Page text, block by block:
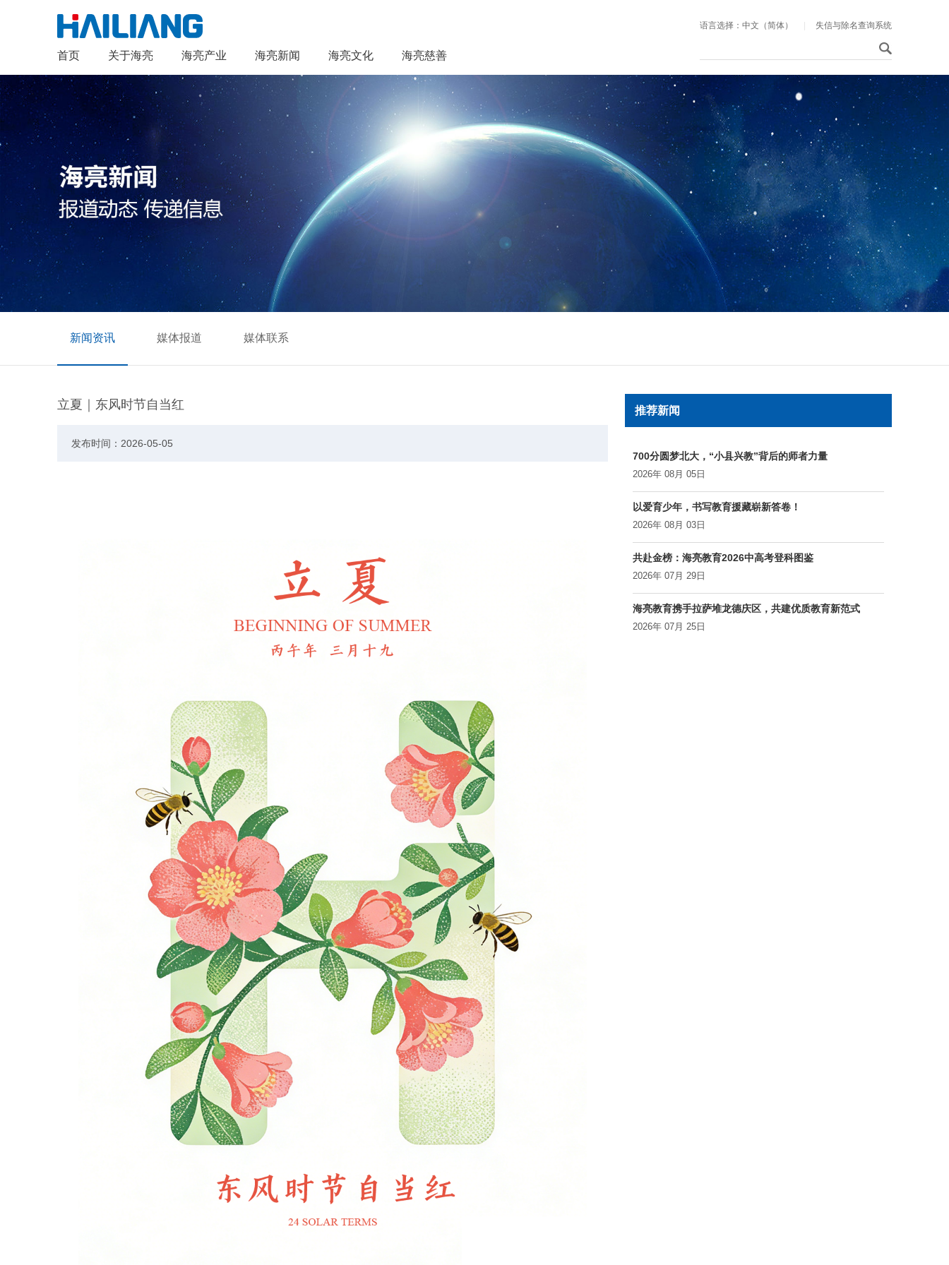
首页 关于海亮 海亮产业 海亮新闻 海亮文化 海亮慈善
失信与除名查询系统
语言选择：中文（简体）
新闻资讯 媒体报道 媒体联系
立夏｜东风时节自当红
发布时间：2026-05-05
推荐新闻
700分圆梦北大，“小县兴教”背后的师者力量
2026年 08月 05日
以爱育少年，书写教育援藏崭新答卷！
2026年 08月 03日
共赴金榜：海亮教育2026中高考登科图鉴
2026年 07月 29日
海亮教育携手拉萨堆龙德庆区，共建优质教育新范式
2026年 07月 25日